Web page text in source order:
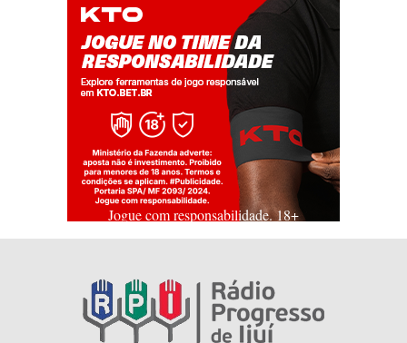
Jogue com responsabilidade. 18+